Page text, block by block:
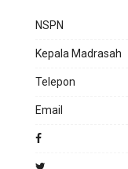
NSPN
Kepala Madrasah
Telepon
Email